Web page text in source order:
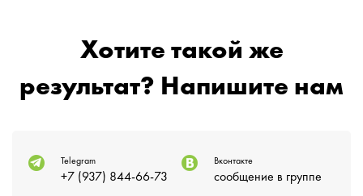
Хотите такой же
результат? Напишите нам
Telegram
+7 (937) 844-66-73
Вконтакте
сообщение в группе